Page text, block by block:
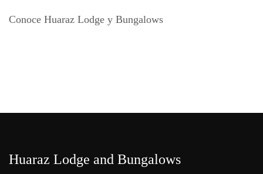
Conoce Huaraz Lodge y Bungalows
Huaraz Lodge and Bungalows